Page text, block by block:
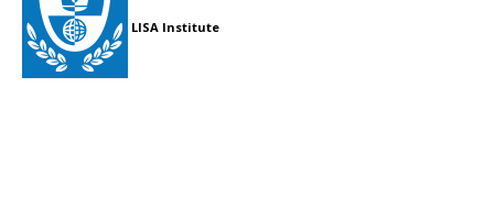
LISA Institute